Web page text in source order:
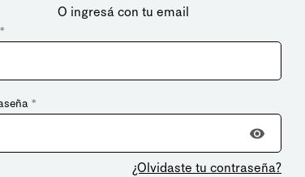
O ingresá con tu email
*
*
¿Olvidaste tu contraseña?